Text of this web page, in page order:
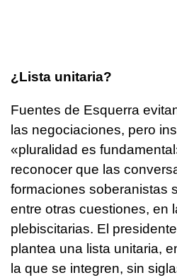
¿Lista unitaria?
Fuentes de Esquerra
las negociaciones, pero
«pluralidad es
reconocer que las
formaciones soberanistas
entre otras cuestiones, en
plebiscitarias. El
plantea una lista unitaria,
la que se integren, sin